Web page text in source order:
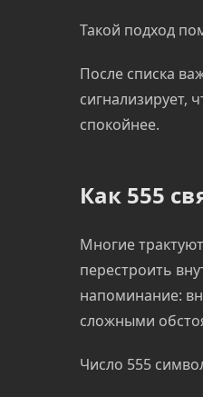
Такой подход
После списка
сигнализирует,
спокойнее.
Как 555
Многие
перестроить
напоминание:
сложными
Число 555